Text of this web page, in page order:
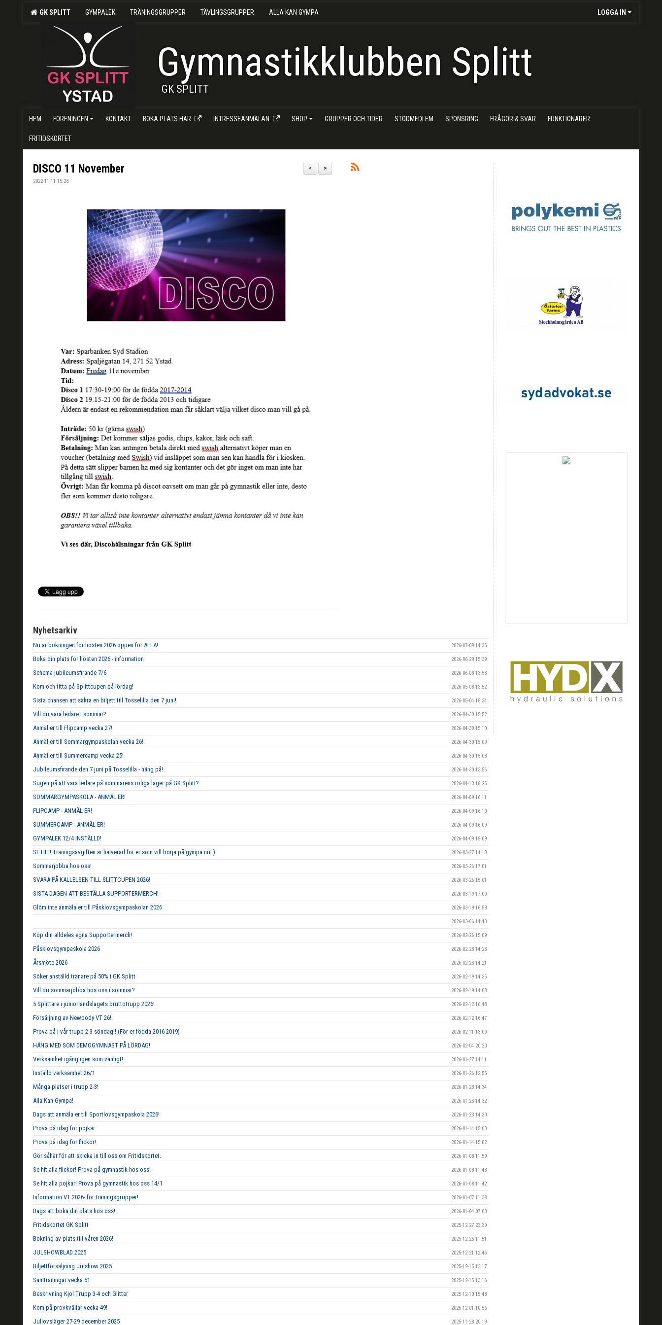
GK SPLITT GYMPALEK TRÄNINGSGRUPPER TÄVLINGSGRUPPER ALLA KAN GYMPA LOGGA IN
Gymnastikklubben Splitt
GK SPLITT
HEM FÖRENINGEN KONTAKT BOKA PLATS HÄR INTRESSEANMÄLAN SHOP GRUPPER OCH TIDER STÖDMEDLEM SPONSRING FRÅGOR & SVAR FUNKTIONÄRER
FRITIDSKORTET
>
<
DISCO 11 November
2022-11-11 15:28
Nyhetsarkiv
Nu är bokningen för hösten 2026 öppen för ALLA! 2026-07-09 14:35
Boka din plats för hösten 2026 - information 2026-06-29 15:39
Schema jubileumsfirande 7/6 2026-06-03 13:53
Kom och titta på Splittcupen på lördag! 2026-05-08 13:52
Sista chansen att säkra en biljett till Tosselilla den 7 juni! 2026-05-04 15:34
Vill du vara ledare i sommar? 2026-04-30 15:52
Anmäl er till Flipcamp vecka 27! 2026-04-30 15:10
Anmäl er till Sommargympaskolan vecka 26! 2026-04-30 15:09
Anmäl er till Summercamp vecka 25! 2026-04-30 15:08
Jubileumsfirande den 7 juni på Tosselilla - häng på! 2026-04-30 13:56
Sugen på att vara ledare på sommarens roliga läger på GK Splitt? 2026-04-13 18:25
SOMMARGYMPASKOLA - ANMÄL ER! 2026-04-09 16:11
FLIPCAMP - ANMÄL ER! 2026-04-09 16:10
SUMMERCAMP - ANMÄL ER! 2026-04-09 16:09
GYMPALEK 12/4 INSTÄLLD! 2026-04-09 15:09
SE HIT! Träningsavgiften är halverad för er som vill börja på gympa nu :) 2026-03-27 14:13
Sommarjobba hos oss! 2026-03-26 17:01
SVARA PÅ KALLELSEN TILL SLITTCUPEN 2026! 2026-03-26 15:01
SISTA DAGEN ATT BESTÄLLA SUPPORTERMERCH! 2026-03-19 17:00
Glöm inte anmäla er till Påsklovsgympaskolan 2026 2026-03-19 16:58
2026-03-06 14:43
Köp din alldeles egna Supportermerch! 2026-02-26 15:09
Påsklovsgympaskola 2026 2026-02-23 14:23
Årsmöte 2026 2026-02-23 14:21
Söker anställd tränare på 50% i GK Splitt 2026-02-19 14:35
Vill du sommarjobba hos oss i sommar? 2026-02-19 14:08
5 Splittare i juniorlandslagets bruttotrupp 2026! 2026-02-12 16:48
Försäljning av Newbody VT 26! 2026-02-12 16:47
Prova på i vår trupp 2-3 söndag!! (För er födda 2016-2019) 2026-02-11 13:00
HÄNG MED SOM DEMOGYMNAST PÅ LÖRDAG! 2026-02-04 20:20
Verksamhet igång igen som vanligt! 2026-01-27 14:11
Inställd verksamhet 26/1 2026-01-26 12:55
Många platser i trupp 2-3! 2026-01-23 14:34
Alla Kan Gympa! 2026-01-23 14:32
Dags att anmäla er till Sportlovsgympaskola 2026! 2026-01-23 14:30
Prova på idag för pojkar 2026-01-14 15:03
Prova på idag för flickor! 2026-01-14 15:02
Gör såhär för att skicka in till oss om Fritidskortet. 2026-01-08 11:59
Se hit alla flickor! Prova på gymnastik hos oss! 2026-01-08 11:43
Se hit alla pojkar! Prova på gymnastik hos oss 14/1 2026-01-08 11:42
Information VT 2026- för träningsgrupper! 2026-01-07 11:38
Dags att boka din plats hos oss! 2026-01-04 07:00
Fritidskortet GK Splitt 2025-12-27 23:39
Bokning av plats till våren 2026! 2025-12-26 11:51
JULSHOWBLAD 2025 2025-12-21 12:46
Biljettförsäljning Julshow 2025 2025-12-15 13:17
Samträningar vecka 51 2025-12-15 13:16
Beskrivning Kjol Trupp 3-4 och Glitter 2025-12-10 15:48
Kom på provkvällar vecka 49! 2025-12-01 10:56
Jullovsläger 27-29 december 2025 2025-11-28 20:19